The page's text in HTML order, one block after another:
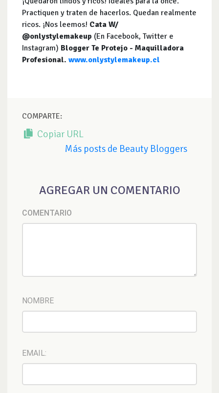
Practiquen y traten de hacerlos. Quedan realmente
ricos. ¡Nos leemos! Cata W/
@onlystylemakeup (En Facebook, Twitter e
Instagram) Blogger Te Protejo - Maquilladora
Profesional. www.onlystylemakeup.cl
COMPARTE:
Copiar URL
Más posts de Beauty Bloggers
AGREGAR UN COMENTARIO
COMENTARIO
NOMBRE
EMAIL: